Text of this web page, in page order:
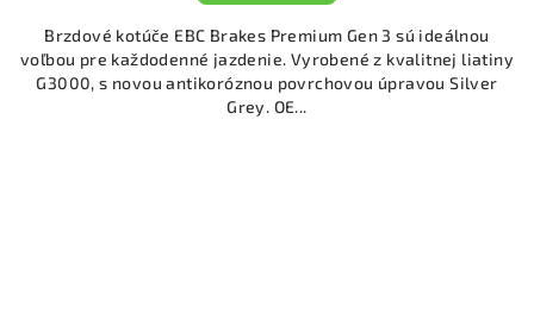
Brzdové kotúče EBC Brakes Premium Gen 3 sú ideálnou
voľbou pre každodenné jazdenie. Vyrobené z kvalitnej liatiny
G3000, s novou antikoróznou povrchovou úpravou Silver
Grey. OE...